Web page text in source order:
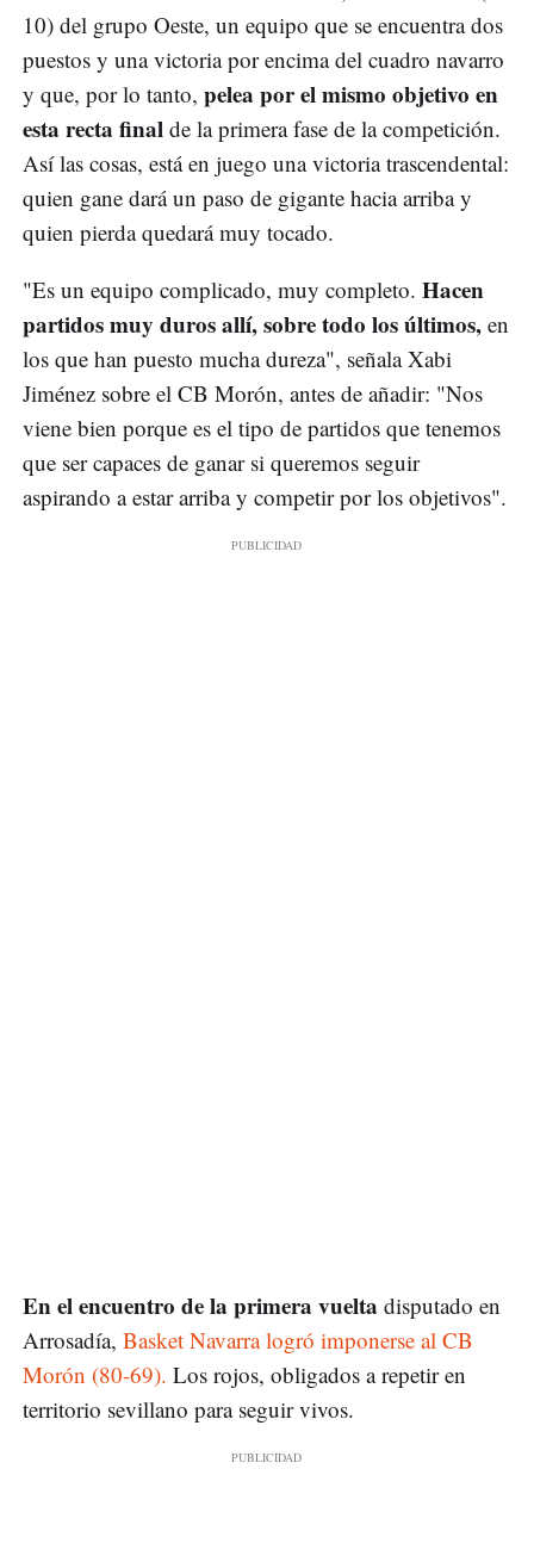
10) del grupo Oeste, un equipo que se encuentra dos
puestos y una victoria por encima del cuadro navarro
y que, por lo tanto, pelea por el mismo objetivo en
esta recta final de la primera fase de la competición.
Así las cosas, está en juego una victoria trascendental:
quien gane dará un paso de gigante hacia arriba y
quien pierda quedará muy tocado.
"Es un equipo complicado, muy completo. Hacen
partidos muy duros allí, sobre todo los últimos, en
los que han puesto mucha dureza", señala Xabi
Jiménez sobre el CB Morón, antes de añadir: "Nos
viene bien porque es el tipo de partidos que tenemos
que ser capaces de ganar si queremos seguir
aspirando a estar arriba y competir por los objetivos".
En el encuentro de la primera vuelta disputado en
Arrosadía, Basket Navarra logró imponerse al CB
Morón (80-69). Los rojos, obligados a repetir en
territorio sevillano para seguir vivos.